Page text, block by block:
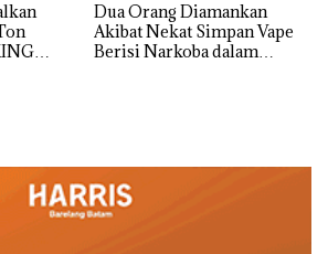
Dua Orang Diamankan
Akibat Nekat Simpan Vape
Berisi Narkoba dalam